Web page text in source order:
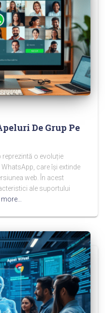
De Grup Pe
reprezintă o evoluție
care își extinde
web. În acest
ale suportului